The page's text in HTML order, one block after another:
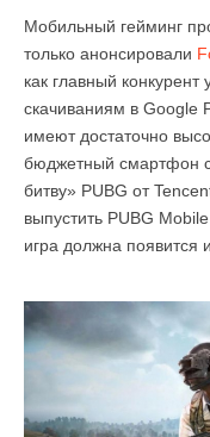
Мобильный гейминг
только анонсировали
как главный
скачиваниям в Google
имеют достаточно
бюджетный смартфон
битву» PUBG от
выпустить PUBG
игра должна появится